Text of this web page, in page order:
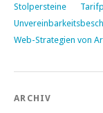
Stolpersteine
Web-Strategien von
ARCHIV